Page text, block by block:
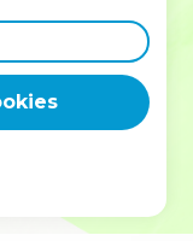
que leurs erreurs
un ministère, une
est faite